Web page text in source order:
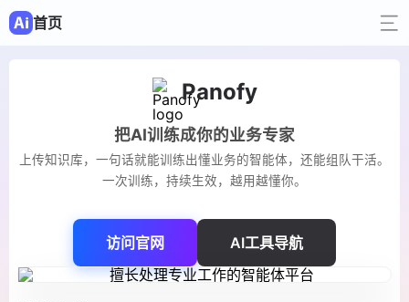
首页
Panofy
把AI训练成你的业务专家
上传知识库，一句话就能训练出懂业务的智能体，还能组队干活。
一次训练，持续生效，越用越懂你。
访问官网 AI工具导航